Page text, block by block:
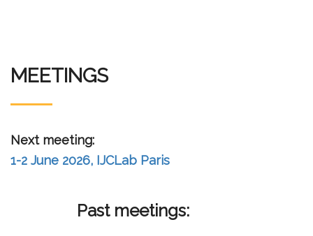
MEETINGS
Next meeting:
1-2 June 2026, IJCLab Paris
Past meetings: